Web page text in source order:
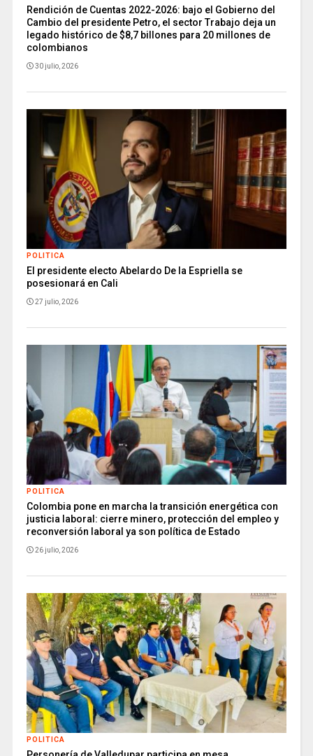
Rendición de Cuentas 2022-2026: bajo el Gobierno del
Cambio del presidente Petro, el sector Trabajo deja un
legado histórico de $8,7 billones para 20 millones de
colombianos
30 julio, 2026
POLITICA
El presidente electo Abelardo De la Espriella se
posesionará en Cali
27 julio, 2026
POLITICA
Colombia pone en marcha la transición energética con
justicia laboral: cierre minero, protección del empleo y
reconversión laboral ya son política de Estado
26 julio, 2026
POLITICA